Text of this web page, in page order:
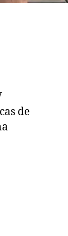
de